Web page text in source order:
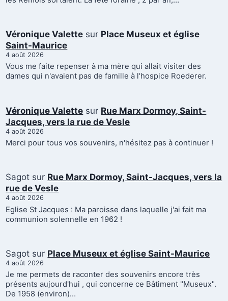
Véronique Valette sur Place Museux et église
Saint-Maurice
4 août 2026
Vous me faite repenser à ma mère qui allait visiter des
dames qui n'avaient pas de famille à l'hospice Roederer.
Véronique Valette sur Rue Marx Dormoy, Saint-
Jacques, vers la rue de Vesle
4 août 2026
Merci pour tous vos souvenirs, n'hésitez pas à continuer !
Sagot sur Rue Marx Dormoy, Saint-Jacques, vers la
rue de Vesle
4 août 2026
Eglise St Jacques : Ma paroisse dans laquelle j'ai fait ma
communion solennelle en 1962 !
Sagot sur Place Museux et église Saint-Maurice
4 août 2026
Je me permets de raconter des souvenirs encore très
présents aujourd'hui , qui concerne ce Bâtiment "Museux".
De 1958 (environ)…